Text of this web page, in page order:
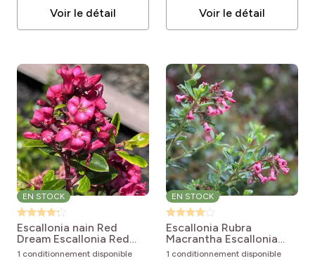
Voir le détail Voir le détail
EN STOCK
Escallonia nain Red
Dream Escallonia Red
Dream
1 conditionnement disponible
EN STOCK
Escallonia Rubra
Macrantha Escallonia
rubra var. macrantha
1 conditionnement disponible